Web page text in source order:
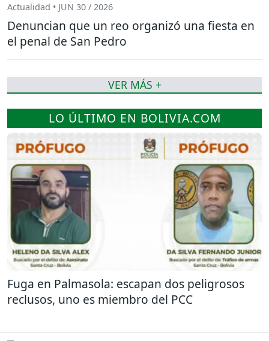
LO ÚLTIMO EN BOLIVIA.COM
Fuga en Palmasola: escapan dos peligrosos
reclusos, uno es miembro del PCC
Actualidad • JUN 30 / 2026
Denuncian que un reo organizó una fiesta en
el penal de San Pedro
VER MÁS +